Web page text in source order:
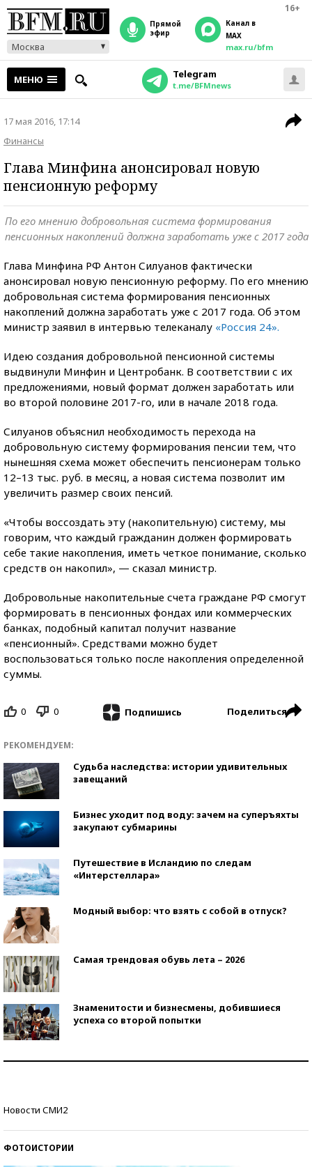
16+
Москва
прямой
эфир
Канал в
MAX
max.ru/bfm
МЕНЮ Telegram
t.me/BFMnews
17 мая 2016, 17:14
Финансы
Глава Минфина анонсировал новую
пенсионную реформу
По его мнению добровольная система формирования
пенсионных накоплений должна заработать уже с 2017 года
Глава Минфина РФ Антон Силуанов фактически
анонсировал новую пенсионную реформу. По его мнению
добровольная система формирования пенсионных
накоплений должна заработать уже с 2017 года. Об этом
министр заявил в интервью телеканалу «Россия 24».
Идею создания добровольной пенсионной системы
выдвинули Минфин и Центробанк. В соответствии с их
предложениями, новый формат должен заработать или
во второй половине 2017-го, или в начале 2018 года.
Силуанов объяснил необходимость перехода на
добровольную систему формирования пенсии тем, что
нынешняя схема может обеспечить пенсионерам только
12–13 тыс. руб. в месяц, а новая система позволит им
увеличить размер своих пенсий.
«Чтобы воссоздать эту (накопительную) систему, мы
говорим, что каждый гражданин должен формировать
себе такие накопления, иметь четкое понимание, сколько
средств он накопил», — сказал министр.
Добровольные накопительные счета граждане РФ смогут
формировать в пенсионных фондах или коммерческих
банках, подобный капитал получит название
«пенсионный». Средствами можно будет
воспользоваться только после накопления определенной
суммы.
0 0 Подпишись Поделиться
РЕКОМЕНДУЕМ:
Судьба наследства: истории удивительных
завещаний
Бизнес уходит под воду: зачем на суперъяхты
закупают субмарины
Путешествие в Исландию по следам
«Интерстеллара»
Модный выбор: что взять с собой в отпуск?
Самая трендовая обувь лета – 2026
Знаменитости и бизнесмены, добившиеся
успеха со второй попытки
Новости СМИ2
ФОТОИСТОРИИ